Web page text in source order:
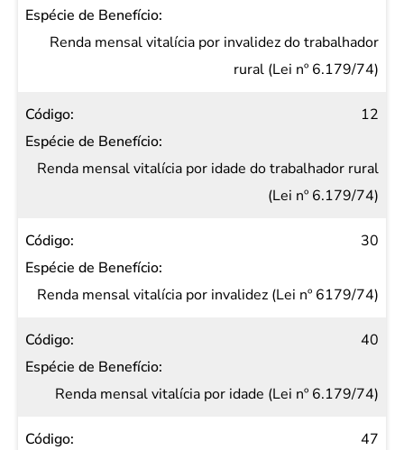
Renda mensal vitalícia por invalidez do trabalhador
rural (Lei nº 6.179/74)
12
Renda mensal vitalícia por idade do trabalhador rural
(Lei nº 6.179/74)
30
Renda mensal vitalícia por invalidez (Lei nº 6179/74)
40
Renda mensal vitalícia por idade (Lei nº 6.179/74)
47